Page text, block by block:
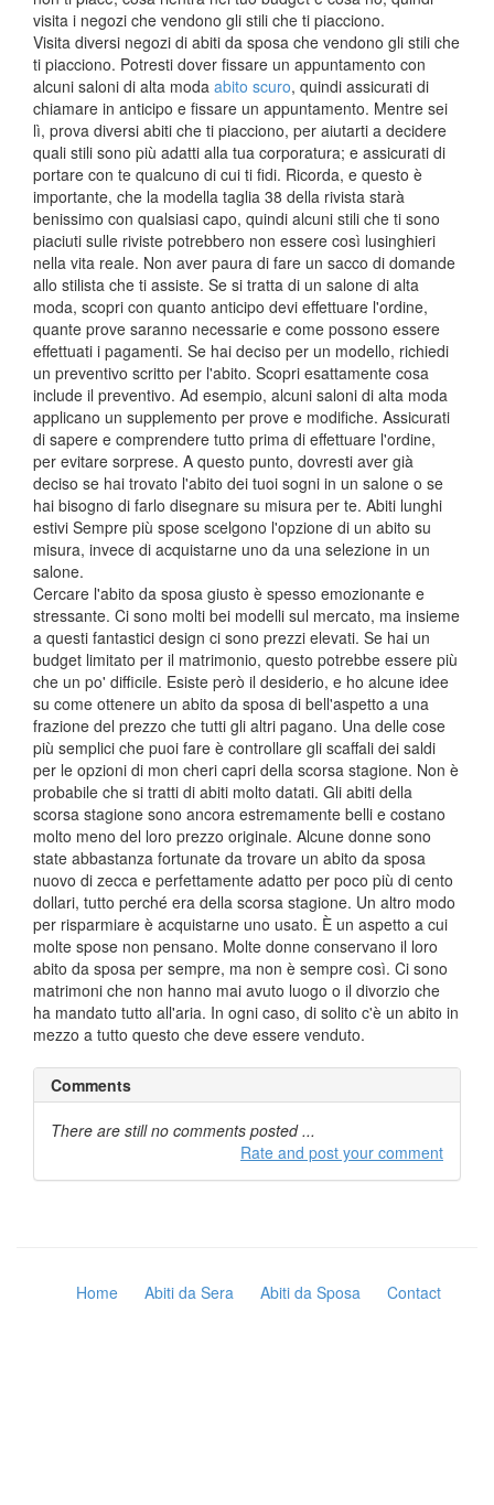
visita i negozi che vendono gli stili che ti piacciono.
Visita diversi negozi di abiti da sposa che vendono gli stili che
ti piacciono. Potresti dover fissare un appuntamento con
alcuni saloni di alta moda abito scuro, quindi assicurati di
chiamare in anticipo e fissare un appuntamento. Mentre sei
lì, prova diversi abiti che ti piacciono, per aiutarti a decidere
quali stili sono più adatti alla tua corporatura; e assicurati di
portare con te qualcuno di cui ti fidi. Ricorda, e questo è
importante, che la modella taglia 38 della rivista starà
benissimo con qualsiasi capo, quindi alcuni stili che ti sono
piaciuti sulle riviste potrebbero non essere così lusinghieri
nella vita reale. Non aver paura di fare un sacco di domande
allo stilista che ti assiste. Se si tratta di un salone di alta
moda, scopri con quanto anticipo devi effettuare l'ordine,
quante prove saranno necessarie e come possono essere
effettuati i pagamenti. Se hai deciso per un modello, richiedi
un preventivo scritto per l'abito. Scopri esattamente cosa
include il preventivo. Ad esempio, alcuni saloni di alta moda
applicano un supplemento per prove e modifiche. Assicurati
di sapere e comprendere tutto prima di effettuare l'ordine,
per evitare sorprese. A questo punto, dovresti aver già
deciso se hai trovato l'abito dei tuoi sogni in un salone o se
hai bisogno di farlo disegnare su misura per te. Abiti lunghi
estivi Sempre più spose scelgono l'opzione di un abito su
misura, invece di acquistarne uno da una selezione in un
salone.
Cercare l'abito da sposa giusto è spesso emozionante e
stressante. Ci sono molti bei modelli sul mercato, ma insieme
a questi fantastici design ci sono prezzi elevati. Se hai un
budget limitato per il matrimonio, questo potrebbe essere più
che un po' difficile. Esiste però il desiderio, e ho alcune idee
su come ottenere un abito da sposa di bell'aspetto a una
frazione del prezzo che tutti gli altri pagano. Una delle cose
più semplici che puoi fare è controllare gli scaffali dei saldi
per le opzioni di mon cheri capri della scorsa stagione. Non è
probabile che si tratti di abiti molto datati. Gli abiti della
scorsa stagione sono ancora estremamente belli e costano
molto meno del loro prezzo originale. Alcune donne sono
state abbastanza fortunate da trovare un abito da sposa
nuovo di zecca e perfettamente adatto per poco più di cento
dollari, tutto perché era della scorsa stagione. Un altro modo
per risparmiare è acquistarne uno usato. È un aspetto a cui
molte spose non pensano. Molte donne conservano il loro
abito da sposa per sempre, ma non è sempre così. Ci sono
matrimoni che non hanno mai avuto luogo o il divorzio che
ha mandato tutto all'aria. In ogni caso, di solito c'è un abito in
mezzo a tutto questo che deve essere venduto.
Comments
There are still no comments posted ...
Rate and post your comment
Home Abiti da Sera Abiti da Sposa Contact